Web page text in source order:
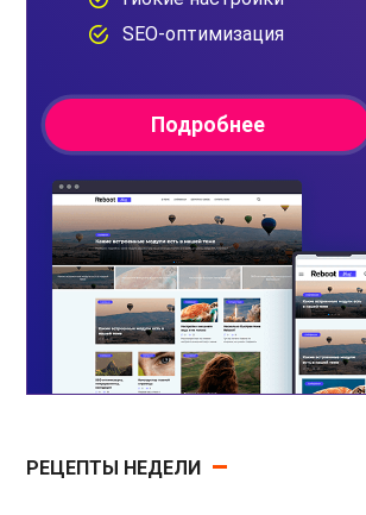
РЕЦЕПТЫ НЕДЕЛИ